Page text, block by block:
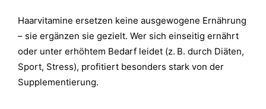
Haarvitamine ersetzen keine ausgewogene Ernährung
– sie ergänzen sie gezielt. Wer sich einseitig ernährt
oder unter erhöhtem Bedarf leidet (z. B. durch Diäten,
Sport, Stress), profitiert besonders stark von der
Supplementierung.